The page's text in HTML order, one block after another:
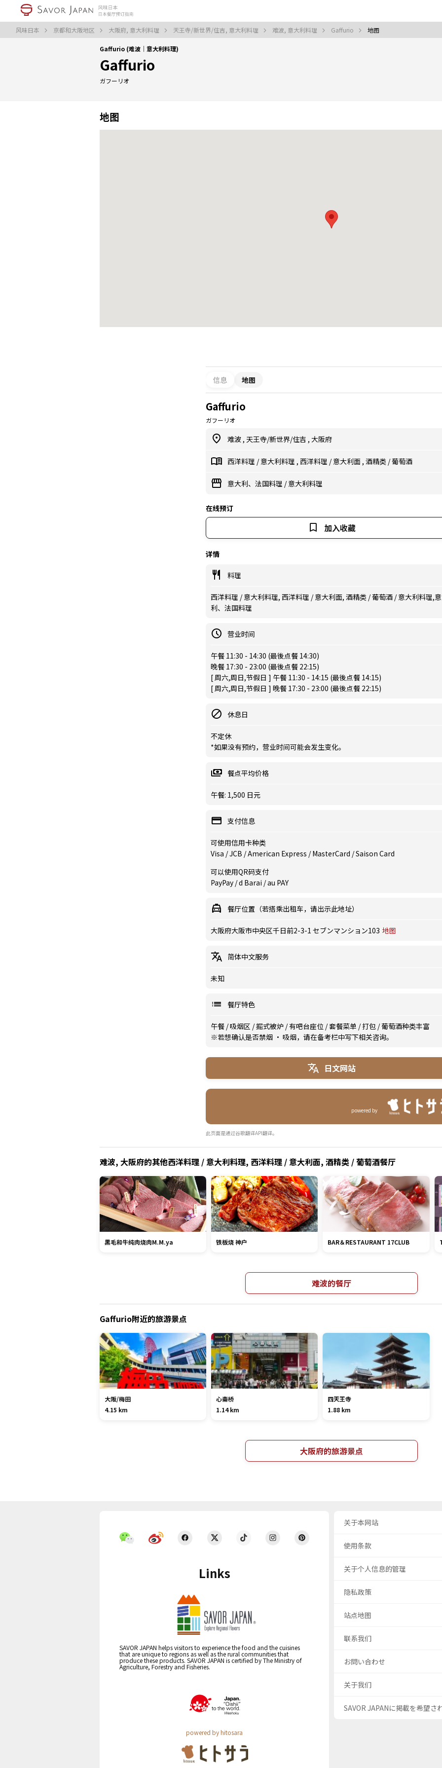
风味日本 京都和大阪地区 大阪府, 意大利料理 天王寺/新世界/住吉, 意大利料理 难波, 意大利料理 Gaffurio 地图
Gaffurio (难波｜意大利料理)
Gaffurio
ガフーリオ
地图
信息 地图
Gaffurio
ガフーリオ
难波 , 天王寺/新世界/住吉 , 大阪府
西洋料理 /意大利料理 , 西洋料理 /意大利面 , 酒精类 /葡萄酒
意大利、法国料理 /意大利料理
在线预订
加入收藏
详情
料理
西洋料理 / 意大利料理, 西洋料理 / 意大利面, 酒精类 / 葡萄酒 / 意大利料理,
利、法国料理
营业时间
午餐 11:30 - 14:30 (最後点餐 14:30)
晚餐 17:30 - 23:00 (最後点餐 22:15)
[ 周六,周日,节假日 ] 午餐 11:30 - 14:15 (最後点餐 14:15)
[ 周六,周日,节假日 ] 晚餐 17:30 - 23:00 (最後点餐 22:15)
休息日
不定休
*如果没有预约，营业时间可能会发生变化。
餐点平均价格
午餐: 1,500 日元
支付信息
可使用信用卡种类
Visa / JCB / American Express / MasterCard / Saison Card
可以使用QR码支付
PayPay / d Barai / au PAY
餐厅位置（若搭乘出租车，请出示此地址）
大阪府大阪市中央区千日前2-3-1 セブンマンション103 地图
简体中文服务
未知
餐厅特色
午餐 /吸烟区 /掘式被炉 /有吧台座位 /套餐菜单 /打包 /葡萄酒种类丰富
※若想确认是否禁烟 · 吸烟，请在备考栏中写下相关咨询。
日文网站
powered by
此页面是通过谷歌翻译API翻译。
难波, 大阪府的其他西洋料理 / 意大利料理, 西洋料理 / 意大利面, 酒精类 / 葡萄酒餐厅
黑毛和牛纯肉烧肉M.M.ya 铁板烧 神户 BAR＆RESTAURANT 17CLUB
难波的餐厅
Gaffurio附近的旅游景点
大阪/梅田
4.15 km
心斋桥
1.14 km
四天王寺
1.88 km
大阪府的旅游景点
Links
SAVOR JAPAN helps visitors to experience the food and the cuisines
that are unique to regions as well as the rural communities that
produce these products. SAVOR JAPAN is certified by The Ministry of
Agriculture, Forestry and Fisheries.
powered by hitosara
关于本网站
使用条款
关于个人信息的管理
隐私政策
站点地图
联系我们
お問い合わせ
关于我们
SAVOR JAPANに掲載を希望さ